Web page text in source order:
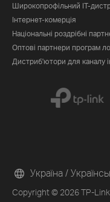
Широкопрофільний IT-
Інтернет-комерція
Національні роздрібні
Оптові партнери програм
Дистриб'ютори для каналу
Copyright © 2026 TP-Link
Україна /